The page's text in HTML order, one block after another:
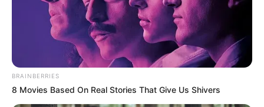
BRAINBERRIES
8 Movies Based On Real Stories That Give Us Shivers